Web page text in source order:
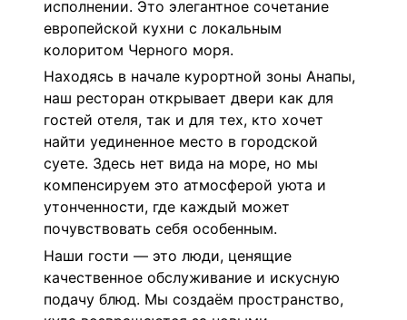
исполнении. Это элегантное сочетание
европейской кухни с локальным
колоритом Черного моря.
Находясь в начале курортной зоны Анапы,
наш ресторан открывает двери как для
гостей отеля, так и для тех, кто хочет
найти уединенное место в городской
суете. Здесь нет вида на море, но мы
компенсируем это атмосферой уюта и
утонченности, где каждый может
почувствовать себя особенным.
Наши гости — это люди, ценящие
качественное обслуживание и искусную
подачу блюд. Мы создаём пространство,